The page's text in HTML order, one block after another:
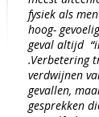
fysiek als
hoog-
geval altijd
.Verbetering
verdwijnen
gevallen,
gesprekken